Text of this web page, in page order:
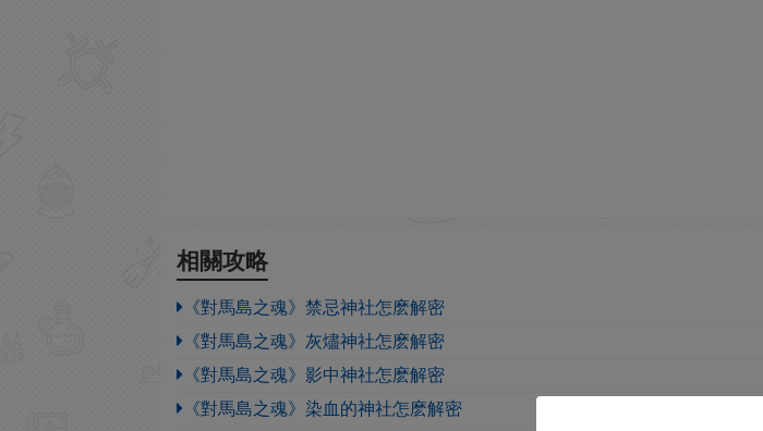
相關攻略
《對馬島之魂》禁忌神社怎麽解密
《對馬島之魂》灰燼神社怎麽解密
《對馬島之魂》影中神社怎麽解密
《對馬島之魂》染血的神社怎麽解密